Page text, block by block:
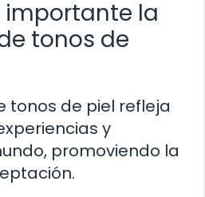
importante la
tonos de
tonos de piel refleja
y
promoviendo la